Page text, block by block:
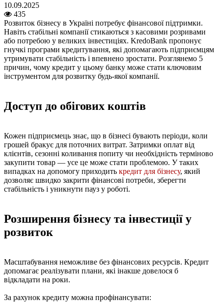
10.09.2025
435
Розвиток бізнесу в Україні потребує фінансової підтримки.
Навіть стабільні компанії стикаються з касовими розривами
або потребою у великих інвестиціях. KredoBank пропонує
гнучкі програми кредитування, які допомагають підприємцям
утримувати стабільність і впевнено зростати. Розглянемо 5
причин, чому кредит у цьому банку може стати ключовим
інструментом для розвитку будь-якої компанії.
Доступ до обігових коштів
Кожен підприємець знає, що в бізнесі бувають періоди, коли
грошей бракує для поточних витрат. Затримки оплат від
клієнтів, сезонні коливання попиту чи необхідність терміново
закупити товар — усе це може стати проблемою. У таких
випадках на допомогу приходить кредит для бізнесу, який
дозволяє швидко закрити фінансові потреби, зберегти
стабільність і уникнути пауз у роботі.
Розширення бізнесу та інвестиції у
розвиток
Масштабування неможливе без фінансових ресурсів. Кредит
допомагає реалізувати плани, які інакше довелося б
відкладати на роки.
За рахунок кредиту можна профінансувати: